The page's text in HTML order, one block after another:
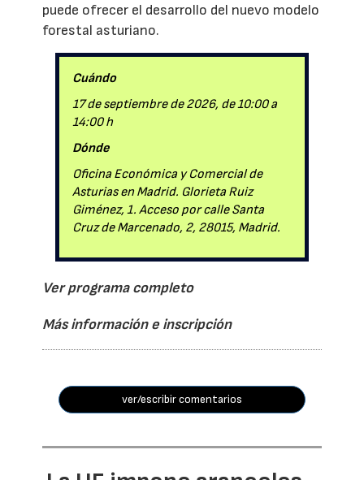
puede ofrecer el desarrollo del nuevo modelo
forestal asturiano.
Cuándo
17 de septiembre de 2026, de 10:00 a
14:00 h
Dónde
Oficina Económica y Comercial de
Asturias en Madrid. Glorieta Ruiz
Giménez, 1. Acceso por calle Santa
Cruz de Marcenado, 2, 28015, Madrid.
Ver programa completo
Más información e inscripción
ver/escribir comentarios